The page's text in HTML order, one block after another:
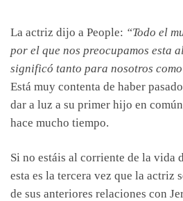
La actriz dijo a People: “Todo el
por el que nos preocupamos esta
significó tanto para nosotros
Está muy contenta de haber
dar a luz a su primer hijo en
hace mucho tiempo.
Si no estáis al corriente de la vida
esta es la tercera vez que la actriz
de sus anteriores relaciones con